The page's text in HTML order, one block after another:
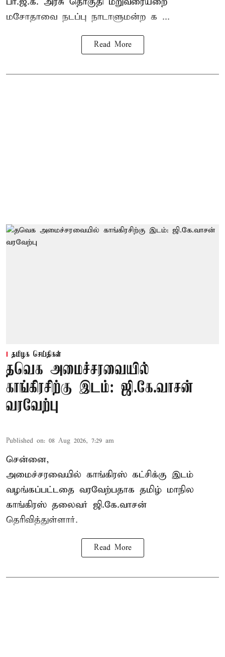
மசோதாவை நடப்பு நாடாளுமன்ற க ...
Read More
தமிழக செய்திகள்
தவெக அமைச்சரவையில்
காங்கிரசிற்கு இடம்: ஜி.கே.வாசன்
வரவேற்பு
Published on: 08 Aug 2026, 7:29 am
சென்னை,
அமைச்சரவையில் காங்கிரஸ் கட்சிக்கு இடம்
வழங்கப்பட்டதை வரவேற்பதாக தமிழ் மாநில
காங்கிரஸ் தலைவர் ஜி.கே.வாசன்
தெரிவித்துள்ளார்.
Read More